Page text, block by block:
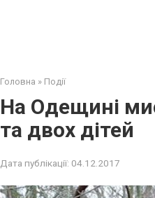
Головна » Події
На Одещині
та двох дітей
Дата публікації: 04.12.2017